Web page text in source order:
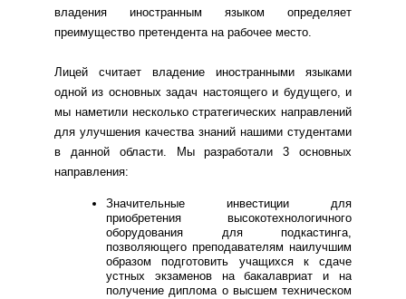
владения иностранным языком определяет
преимущество претендента на рабочее место.
Лицей считает владение иностранными языками
одной из основных задач настоящего и будущего, и
мы наметили несколько стратегических направлений
для улучшения качества знаний нашими студентами
в данной области. Мы разработали 3 основных
направления:
Значительные инвестиции для
приобретения высокотехнологичного
оборудования для подкастинга,
позволяющего преподавателям наилучшим
образом подготовить учащихся к сдаче
устных экзаменов на бакалавриат и на
получение диплома о высшем техническом